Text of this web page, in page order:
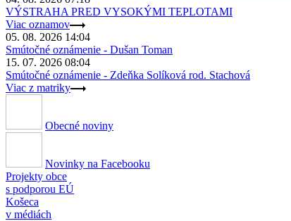
VÝSTRAHA PRED VYSOKÝMI TEPLOTAMI
Viac oznamov
05. 08. 2026 14:04
Smútočné oznámenie - Dušan Toman
15. 07. 2026 08:04
Smútočné oznámenie - Zdeňka Solíková rod. Stachová
Viac z matriky
Obecné noviny
Novinky na Facebooku
Projekty obce
s podporou EÚ
Košeca
v médiách